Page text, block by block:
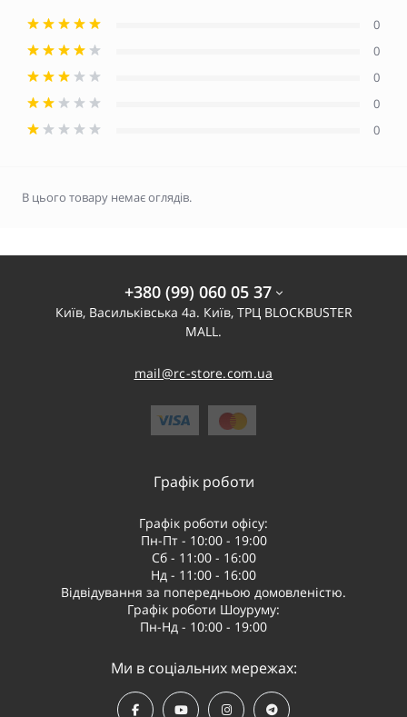
0
0
0
0
0
В цього товару немає оглядів.
+380 (99) 060 05 37
Київ, Васильківська 4а. Київ, ТРЦ BLOCKBUSTER
MALL.
mail@rc-store.com.ua
Графік роботи
Графік роботи офісу:
Пн-Пт - 10:00 - 19:00
Сб - 11:00 - 16:00
Нд - 11:00 - 16:00
Відвідування за попередньою домовленістю.
Графік роботи Шоуруму:
Пн-Нд - 10:00 - 19:00
Ми в соціальних мережах: